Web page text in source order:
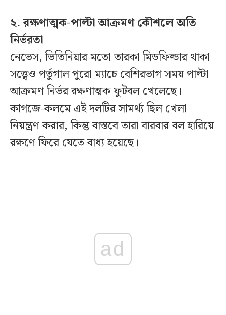
২. রক্ষণাত্মক-পাল্টা আক্রমণ কৌশলে অতি
নির্ভরতা
নেভেস, ভিতিনিয়ার মতো তারকা মিডফিল্ডার থাকা
সত্ত্বেও পর্তুগাল পুরো ম্যাচে বেশিরভাগ সময় পাল্টা
আক্রমণ নির্ভর রক্ষণাত্মক ফুটবল খেলেছে।
কাগজে-কলমে এই দলটির সামর্থ্য ছিল খেলা
নিয়ন্ত্রণ করার, কিন্তু বাস্তবে তারা বারবার বল হারিয়ে
রক্ষণে ফিরে যেতে বাধ্য হয়েছে।
ad